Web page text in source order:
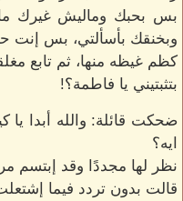
بس بحبك وماليش غيرك
وبخنقك بأسألتي، بس إنت
كظم غيظه منها، ثم تابع
بتثبتيني يا فاطمة؟!
ضحكت قائلة: والله أبدا
ايه؟
نظر لها مجددًا وقد إبتسم
قالت بدون تردد فيما